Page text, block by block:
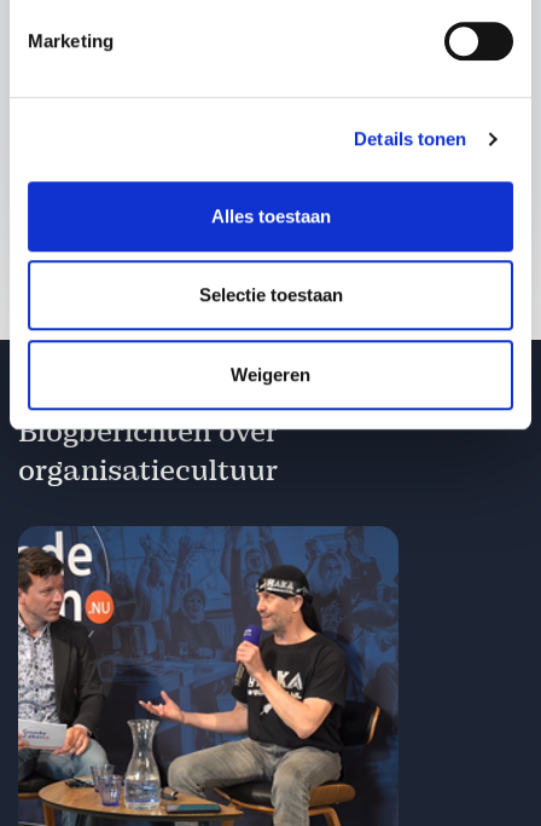
Marketing
Details tonen
Alles toestaan
Selectie toestaan
Weigeren
Verzend je aanvraag
Blogberichten over
organisatiecultuur